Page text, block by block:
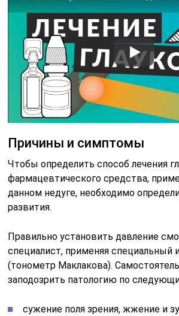
Причины и симптомы
Чтобы определить способ лечения
фармацевтического средства,
данном недуге, необходимо
развития.
Правильно установить давление
специалист, применяя специальный
(тонометр Маклакова).
заподозрить патологию по
сужение поля зрения, жжение и